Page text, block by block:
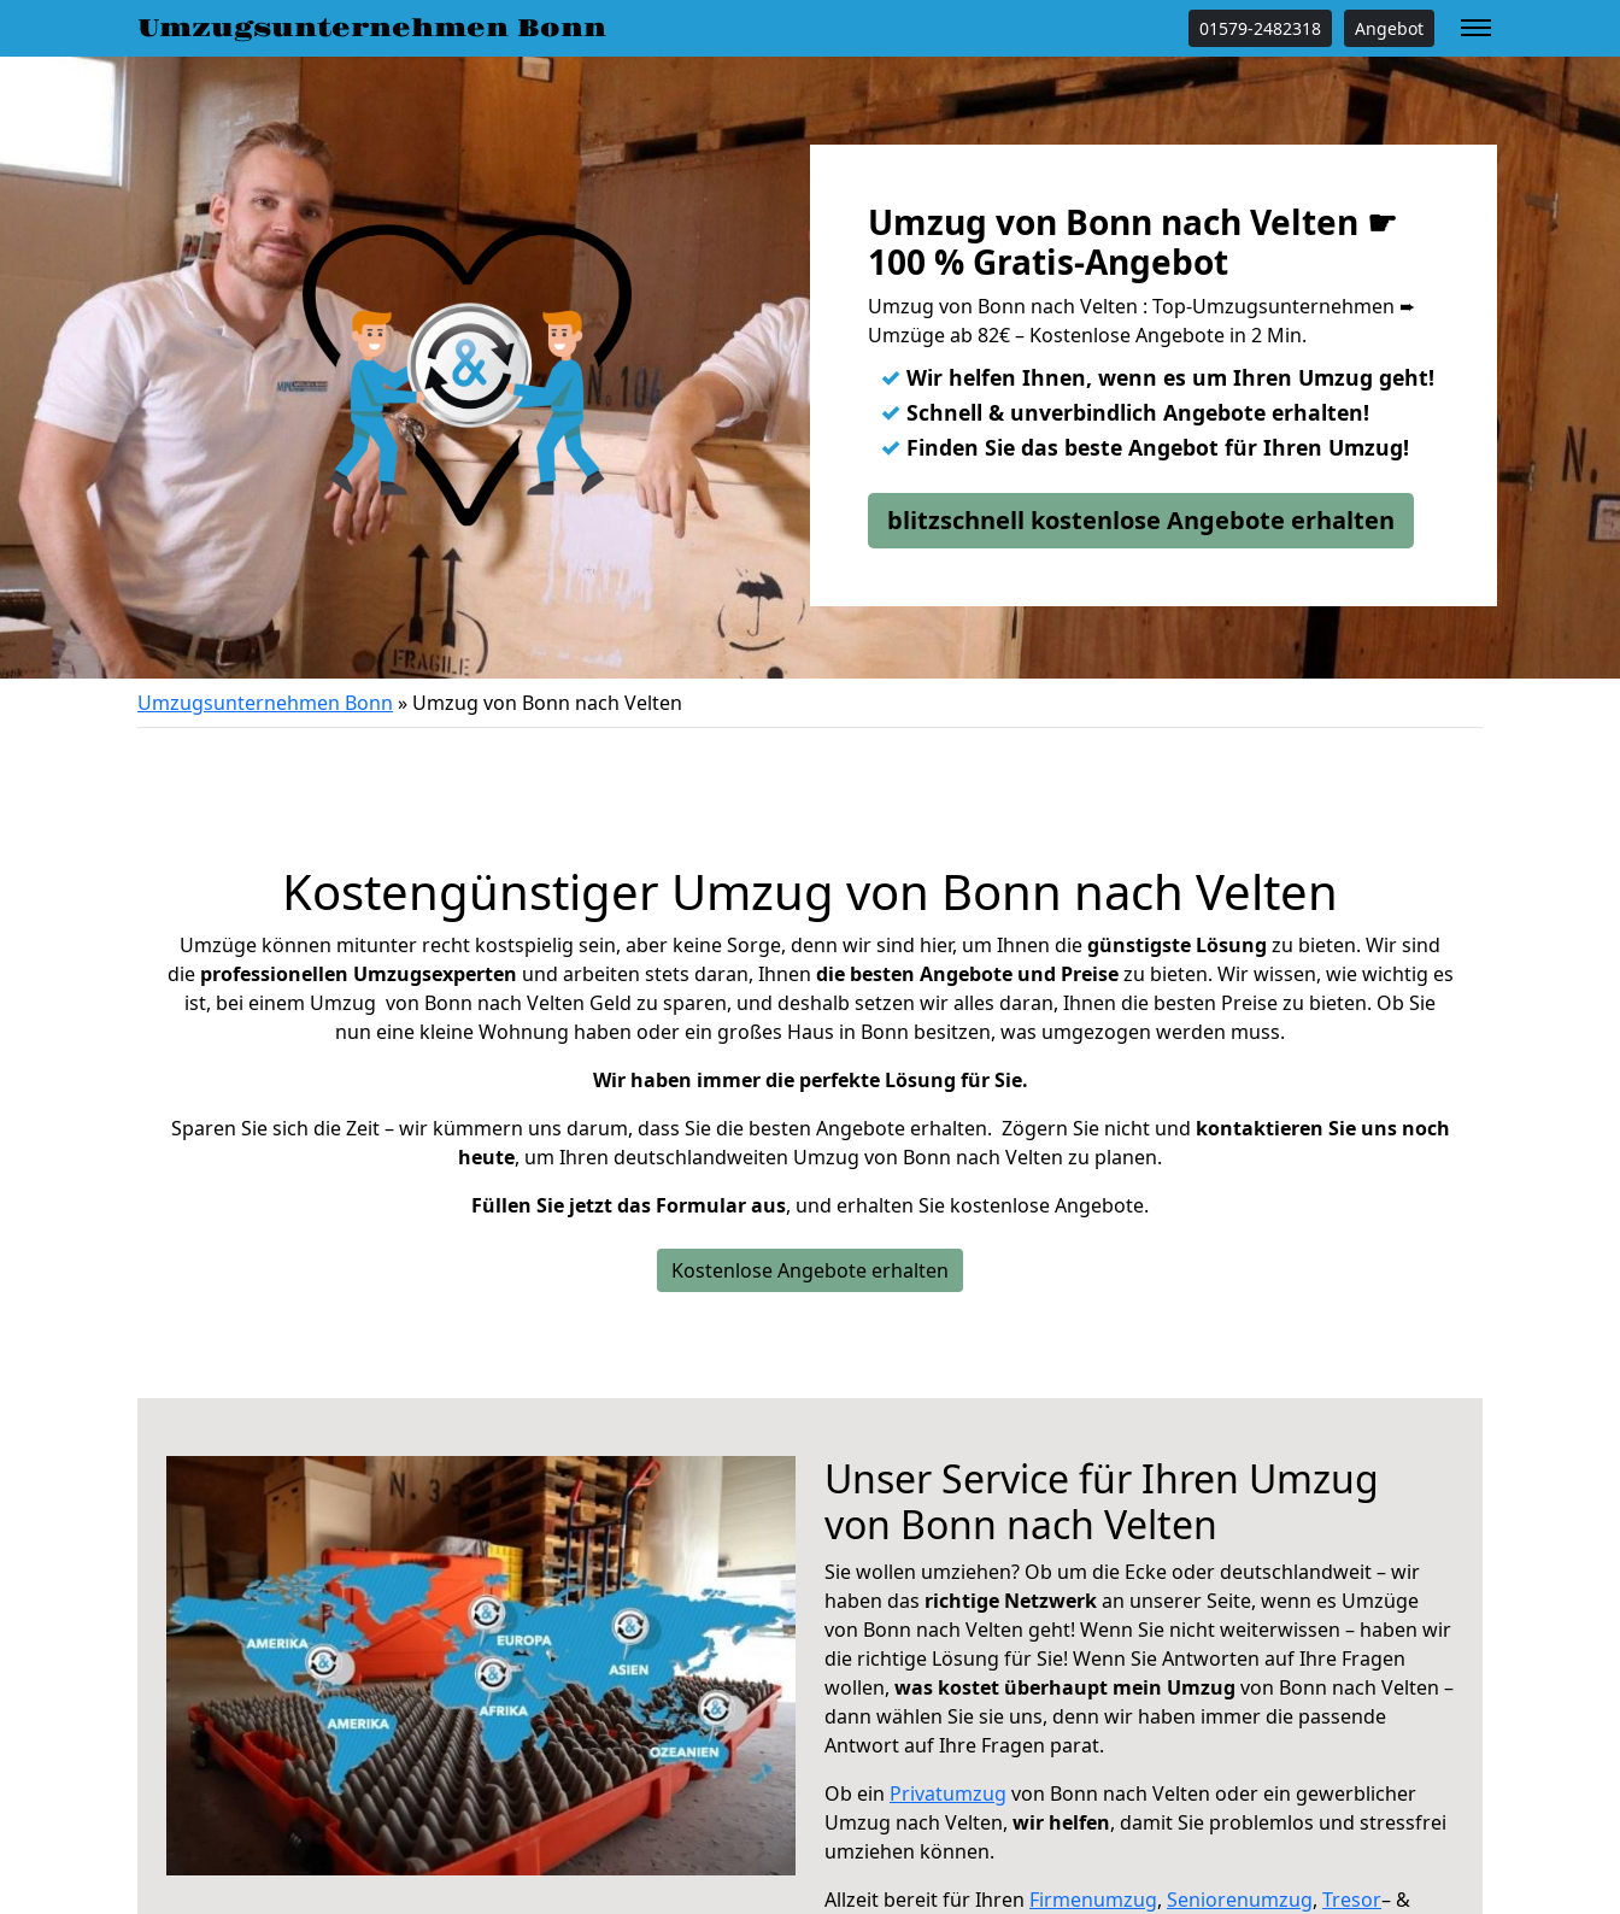
Umzugsunternehmen Bonn 01579-2482318 Angebot
Umzug von Bonn nach Velten ☛
100 % Gratis-Angebot
Umzug von Bonn nach Velten : Top-Umzugsunternehmen ➨
Umzüge ab 82€ – Kostenlose Angebote in 2 Min.
✓ Wir helfen Ihnen, wenn es um Ihren Umzug geht!
✓ Schnell & unverbindlich Angebote erhalten!
✓ Finden Sie das beste Angebot für Ihren Umzug!
blitzschnell kostenlose Angebote erhalten
Umzugsunternehmen Bonn » Umzug von Bonn nach Velten
Kostengünstiger Umzug von Bonn nach Velten
Umzüge können mitunter recht kostspielig sein, aber keine Sorge, denn wir sind hier, um Ihnen diegünstigste Lösung zu bieten. Wir sind
die professionellen Umzugsexperten und arbeiten stets daran, Ihnen die besten Angebote und Preisezu bieten. Wir wissen, wie wichtig es
ist, bei einem Umzug von Bonn nach Velten Geld zu sparen, und deshalb setzen wir alles daran, Ihnen die besten Preise zu bieten. Ob Sie
nun eine kleine Wohnung haben oder ein großes Haus in Bonn besitzen, was umgezogen werden muss.
Wir haben immer die perfekte Lösung für Sie.
Sparen Sie sich die Zeit – wir kümmern uns darum, dass Sie die besten Angebote erhalten. Zögern Sie nicht und kontaktieren Sie uns noch
heute, um Ihren deutschlandweiten Umzug von Bonn nach Velten zu planen.
Füllen Sie jetzt das Formular aus, und erhalten Sie kostenlose Angebote.
Kostenlose Angebote erhalten
Unser Service für Ihren Umzug
von Bonn nach Velten
Sie wollen umziehen? Ob um die Ecke oder deutschlandweit – wir
haben das richtige Netzwerkan unserer Seite, wenn es Umzüge
von Bonn nach Velten geht! Wenn Sie nicht weiterwissen – haben wir
die richtige Lösung für Sie! Wenn Sie Antworten auf Ihre Fragen
wollen, was kostet überhaupt mein Umzug von Bonn nach Velten –
dann wählen Sie sie uns, denn wir haben immer die passende
Antwort auf Ihre Fragen parat.
Ob ein Privatumzug von Bonn nach Velten oder ein gewerblicher
Umzug nach Velten, wir helfen, damit Sie problemlos und stressfrei
umziehen können.
Allzeit bereit für Ihren Firmenumzug, Seniorenumzug, Tresor– &